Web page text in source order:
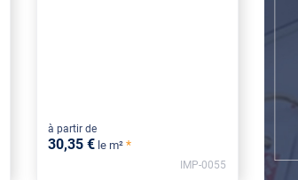
à partir de
30,35 € le m² *
IMP-0055